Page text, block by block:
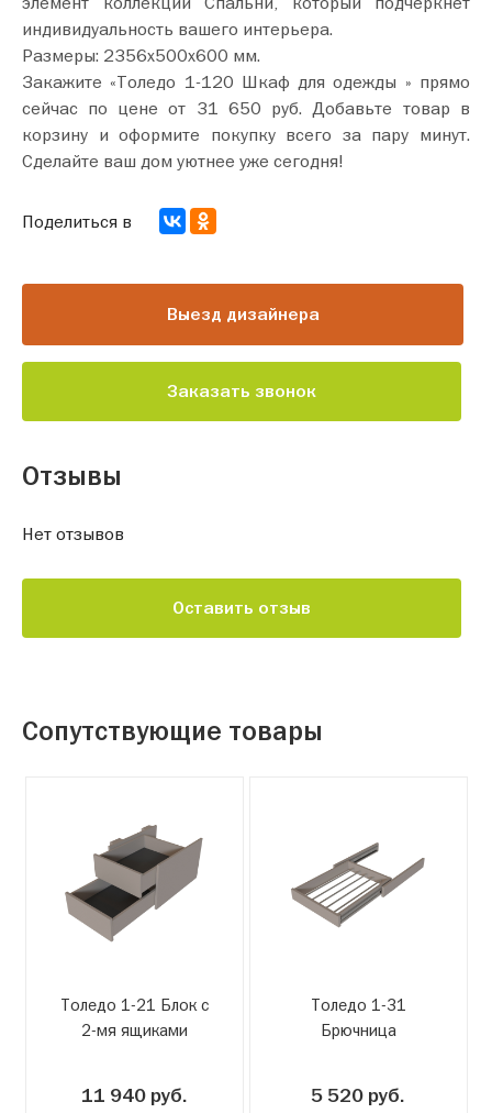
индивидуальность вашего интерьера.
Размеры: 2356х500х600 мм.
Закажите «Толедо 1-120 Шкаф для одежды » прямо
сейчас по цене от 31 650 руб. Добавьте товар в
корзину и оформите покупку всего за пару минут.
Сделайте ваш дом уютнее уже сегодня!
Выезд дизайнера
Заказать звонок
Поделиться в
Отзывы
Нет отзывов
Оставить отзыв
Сопутствующие товары
Толедо 1-21 Блок с
2-мя ящиками
11 940 руб.
Толедо 1-31
Брючница
5 520 руб.